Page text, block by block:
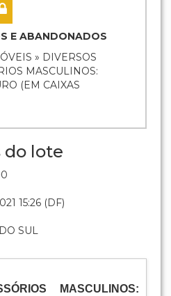
E ABANDONADOS
» DIVERSOS
MASCULINOS:
(EM CAIXAS
do lote
15:26 (DF)
SUL
MASCULINOS: